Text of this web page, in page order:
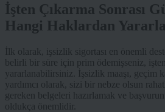
İşten Çıkarma Sonrası
Hangi Haklardan
İlk olarak, işsizlik sigortası en önemli
belirli bir süre için prim ödemişseniz, işten
yararlanabilirsiniz. İşsizlik maaşı, geçim
yardımcı olarak, sizi bir nebze olsun
gereken belgeleri hazırlamak ve
oldukça önemlidir.